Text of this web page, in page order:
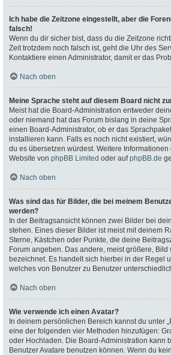
Ich habe die Zeitzone eingestellt, aber die
falsch!
Wenn du dir sicher bist, dass du die Zeitzone
Zeit trotzdem noch falsch ist, geht die Uhr des
Kontaktiere einen Administrator, damit er das
Nach oben
Meine Sprache steht auf diesem Board nicht
Meist hat die Board-Administration entweder
oder niemand hat das Forum bislang in deine
einen Board-Administrator, ob er das
installieren kann. Falls es noch nicht existiert,
du es übersetzen würdest. Weitere
Website von phpBB Limited oder aufphpBB.de
Nach oben
Was sind das für Bilder, die bei meinem
werden?
In der Beitragsansicht können zwei Bilder bei
stehen. Eines dieser Bilder ist meist mit deinem
Sterne, Kästchen oder Punkte, die deine
Forum angeben. Das andere, meist größere, Bild
bezeichnet. Es handelt sich hierbei in der Regel
welches von Benutzer zu Benutzer
Nach oben
Wie verwende ich einen Avatar?
In deinem persönlichen Bereich kannst du unter
eine der folgenden vier Methoden hinzufügen:
oder Hochladen. Die Board-Administration kann
Benutzer Avatare benutzen können. Wenn du